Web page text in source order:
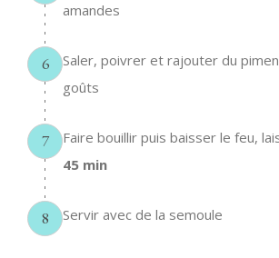
amandes
6
Saler, poivrer et rajouter du
goûts
7
Faire bouillir puis baisser le feu,
45 min
8 Servir avec de la semoule